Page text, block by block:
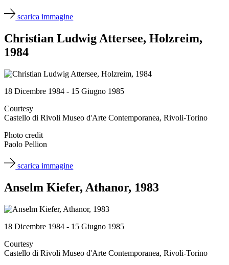
scarica immagine
Christian Ludwig Attersee, Holzreim,
1984
18 Dicembre 1984 - 15 Giugno 1985
Courtesy
Castello di Rivoli Museo d'Arte Contemporanea, Rivoli-Torino
Photo credit
Paolo Pellion
scarica immagine
Anselm Kiefer, Athanor, 1983
18 Dicembre 1984 - 15 Giugno 1985
Courtesy
Castello di Rivoli Museo d'Arte Contemporanea, Rivoli-Torino